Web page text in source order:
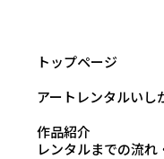
トップページ
アートレンタルいし
作品紹介
レンタルまでの流れ